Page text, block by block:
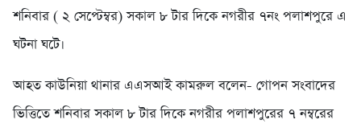
শনিবার ( ২ সেপ্টেম্বর) সকাল ৮ টার দিকে নগরীর ৭নং পলাশপুরে এ
ঘটনা ঘটে।
আহত কাউনিয়া থানার এএসআই কামরুল বলেন- গোপন সংবাদের
ভিত্তিতে শনিবার সকাল ৮ টার দিকে নগরীর পলাশপুরের ৭ নম্বরের